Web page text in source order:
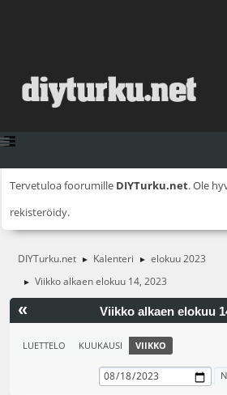
Tervetuloa foorumille DIYTurku.net. Ole
rekisteröidy.
DIYTurku.net ► Kalenteri ► elokuu 2023
► Viikko alkaen elokuu 14, 2023
« Viikko alkaen elokuu
LUETTELO KUUKAUSI VIIKKO